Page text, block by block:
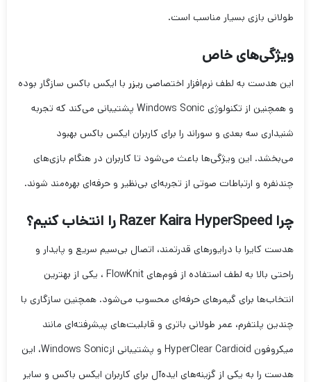
طولانی بازی بسیار مناسب است.
ویژگی‌های خاص
این هدست به لطف نرم‌افزار اختصاصی ریزر با ایکس باکس سازگار بوده
و همچنین از تکنولوژی Windows Sonic پشتیبانی می‌کند که تجربه
شنیداری سه بعدی و سوراند را برای کاربران ایکس باکس بهبود
می‌بخشد. این ویژگی‌ها باعث می‌شود تا کاربران در هنگام بازی‌های
چندنفره و ارتباطات صوتی از تجربه‌ای بی‌نظیر و حرفه‌ای بهره‌مند شوند.
چرا Razer Kaira HyperSpeed را انتخاب کنیم؟
هدست کایرا با درایورهای قدرتمند، اتصال بی‌سیم سریع و پایدار و
راحتی بالا به لطف استفاده از فوم‌های FlowKnit ، یکی از بهترین
انتخاب‌ها برای گیمرهای حرفه‌ای محسوب می‌شود. همچنین سازگاری با
چندین پلتفرم، عمر طولانی باتری و قابلیت‌های پیشرفته‌ای مانند
میکروفون HyperClear Cardioid و پشتیبانی ازWindows Sonic، این
هدست را به یکی از گزینه‌های ایده‌آل برای کاربران ایکس باکس و سایر